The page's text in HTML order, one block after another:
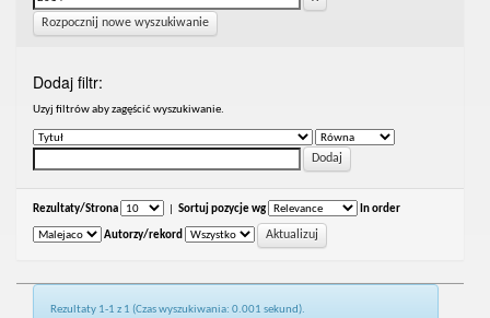
Rozpocznij nowe wyszukiwanie
Dodaj filtr:
Uzyj filtrów aby zagęścić wyszukiwanie.
Rezultaty/Strona Sortuj pozycje wg In order
Autorzy/rekord
Rezultaty 1-1 z 1 (Czas wyszukiwania: 0.001 sekund).